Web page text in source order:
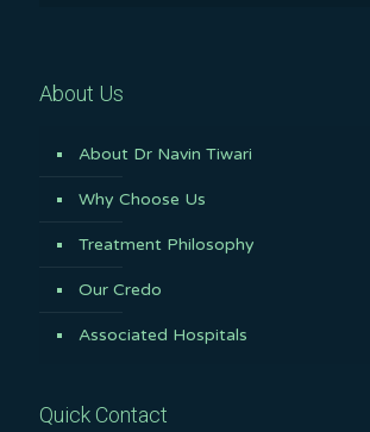
About Us
About Dr Navin Tiwari
Why Choose Us
Treatment Philosophy
Our Credo
Associated Hospitals
Quick Contact